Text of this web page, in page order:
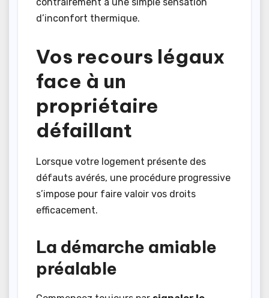
d’inconfort thermique.
Vos recours légaux
face à un
propriétaire
défaillant
Lorsque votre logement présente des
défauts avérés, une procédure progressive
s’impose pour faire valoir vos droits
efficacement.
La démarche amiable
préalable